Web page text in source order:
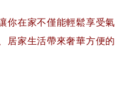
你在家不僅能輕鬆享受氣
居家生活帶來奢華方便的